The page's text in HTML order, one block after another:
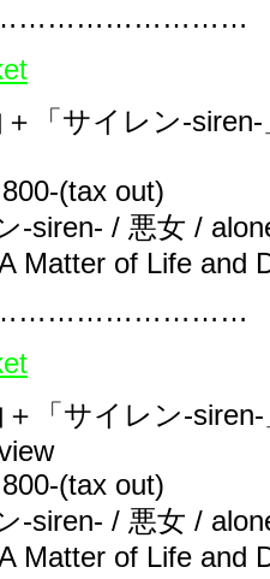
「サイレン-siren-
(tax out)
-siren- / 悪女 /
Matter of Life and
「サイレン-siren-
(tax out)
-siren- / 悪女 /
Matter of Life and